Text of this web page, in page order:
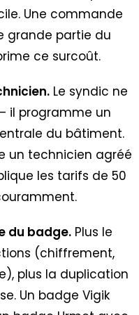
Une commande
grande partie du
ce surcoût.
Le syndic ne
il programme un
du bâtiment.
un technicien agréé
les tarifs de 50
du badge.Plus le
(chiffrement,
plus la duplication
Un badge Vigik